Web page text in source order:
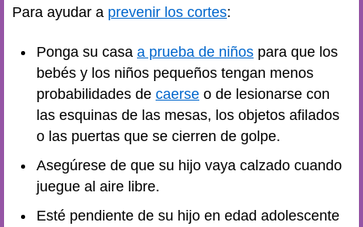
Para ayudar a prevenir los cortes:
Ponga su casa a prueba de niños para que los
bebés y los niños pequeños tengan menos
probabilidades de caerse o de lesionarse con
las esquinas de las mesas, los objetos afilados
o las puertas que se cierren de golpe.
Asegúrese de que su hijo vaya calzado cuando
juegue al aire libre.
Esté pendiente de su hijo en edad adolescente